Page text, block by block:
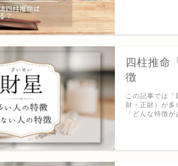
四柱推命
徴
この記事では
財・正財）が多
「どんな特徴